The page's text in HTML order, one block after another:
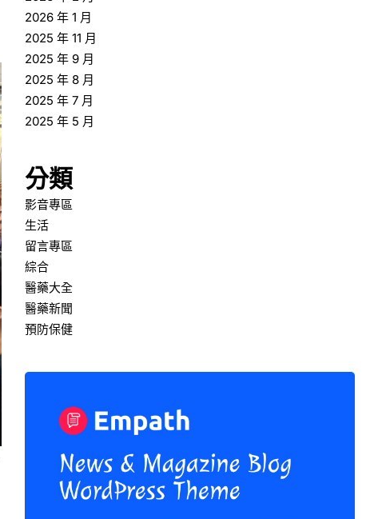
2026 年 1 月
2025 年 11 月
2025 年 9 月
2025 年 8 月
2025 年 7 月
2025 年 5 月
分類
影音專區
生活
留言專區
綜合
醫藥大全
醫藥新聞
預防保健